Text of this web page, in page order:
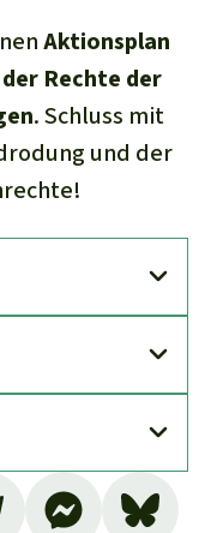
Aktionsplan
Rechte der
. Schluss mit
und der